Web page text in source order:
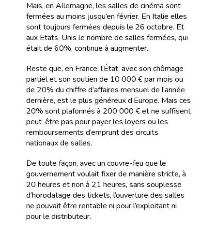
Mais, en Allemagne, les salles de cinéma sont
fermées au moins jusqu’en février. En Italie elles
sont toujours fermées depuis le 26 octobre. Et
aux Etats-Unis le nombre de salles fermées, qui
était de 60%, continue à augmenter.
Reste que, en France, l’État, avec son chômage
partiel et son soutien de 10 000 € par mois ou
de 20% du chiffre d’affaires mensuel de l’année
dernière, est le plus généreux d’Europe. Mais ces
20% sont plafonnés à 200 000 € et ne suffisent
peut-être pas pour payer les loyers ou les
remboursements d’emprunt des circuits
nationaux de salles.
De toute façon, avec un couvre-feu que le
gouvernement voulait fixer de manière stricte, à
20 heures et non à 21 heures, sans souplesse
d’horodatage des tickets, l’ouverture des salles
ne pouvait être rentable ni pour l’exploitant ni
pour le distributeur.